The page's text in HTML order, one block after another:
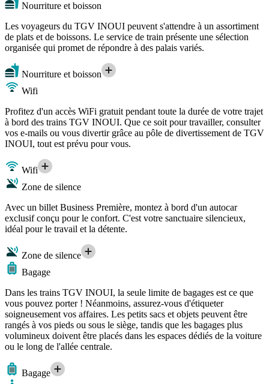
Nourriture et boisson
Les voyageurs du TGV INOUI peuvent s'attendre à un assortiment
de plats et de boissons. Le service de train présente une sélection
organisée qui promet de répondre à des palais variés.
Nourriture et boisson
Wifi
Profitez d'un accès WiFi gratuit pendant toute la durée de votre trajet
à bord des trains TGV INOUI. Que ce soit pour travailler, consulter
vos e-mails ou vous divertir grâce au pôle de divertissement de TGV
INOUI, tout est prévu pour vous.
Wifi
Zone de silence
Avec un billet Business Première, montez à bord d'un autocar
exclusif conçu pour le confort. C'est votre sanctuaire silencieux,
idéal pour le travail et la détente.
Zone de silence
Bagage
Dans les trains TGV INOUI, la seule limite de bagages est ce que
vous pouvez porter ! Néanmoins, assurez-vous d'étiqueter
soigneusement vos affaires. Les petits sacs et objets peuvent être
rangés à vos pieds ou sous le siège, tandis que les bagages plus
volumineux doivent être placés dans les espaces dédiés de la voiture
ou le long de l'allée centrale.
Bagage